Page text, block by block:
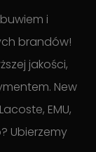
i
brandów!
jakości,
New
EMU,
Ubierzemy